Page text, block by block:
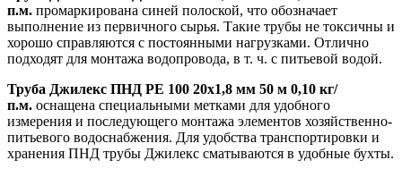
п.м. промаркирована синей полоской, что обозначает
выполнение из первичного сырья. Такие трубы не токсичны и
хорошо справляются с постоянными нагрузками. Отлично
подходят для монтажа водопровода, в т. ч. с питьевой водой.
Труба Джилекс ПНД PE 100 20х1,8 мм 50 м 0,10 кг/
п.м. оснащена специальными метками для удобного
измерения и последующего монтажа элементов хозяйственно-
питьевого водоснабжения. Для удобства транспортировки и
хранения ПНД трубы Джилекс сматываются в удобные бухты.